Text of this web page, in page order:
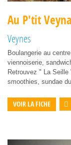
Au P'tit
Veynes
Boulangerie au
viennoiserie,
Retrouvez " La
smoothies, sundae
VOIR LA FICHE